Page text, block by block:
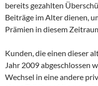
bereits gezahlten
Beiträge im Alter dienen,
Prämien in diesem
Kunden, die einen dieser
Jahr 2009 abgeschlossen
Wechsel in eine andere